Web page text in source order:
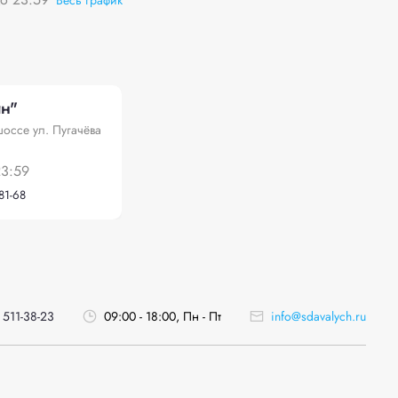
ул. Пугачёва
68
38-23 09:00 - 18:00, Пн - Пт info@sdavalych.ru